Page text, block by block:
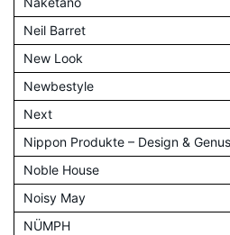
Neil Barret
New Look
Newbestyle
Next
Nippon Produkte – Design &
Noble House
Noisy May
NÜMPH